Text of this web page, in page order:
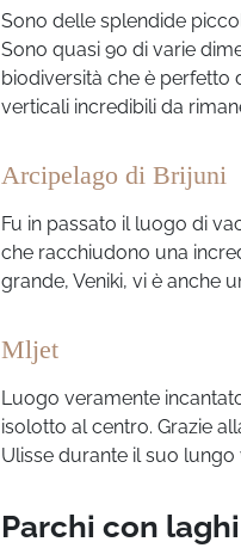
Sono delle splendide
Sono quasi 90 di varie
biodiversità che è perfetto
verticali incredibili da
Arcipelago di Brijuni
Fu in passato il luogo di
che racchiudono una
grande, Veniki, vi è anche
Mljet
Luogo veramente
isolotto al centro. Grazie
Ulisse durante il suo lungo
Parchi con